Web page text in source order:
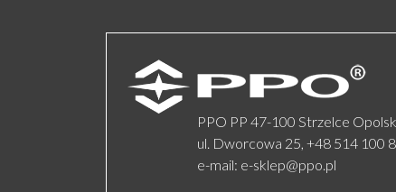
PPO PP 47-100 Strzelce
ul. Dworcowa 25, +48 514 100
e-mail: e-sklep@ppo.pl